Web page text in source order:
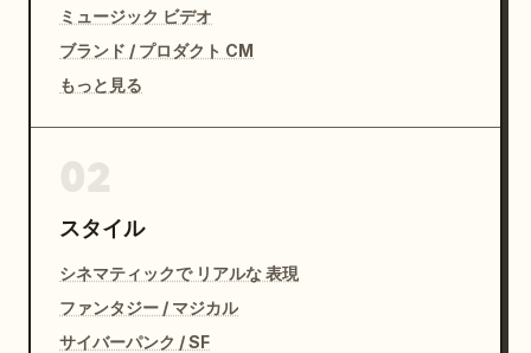
ミュージック ビデオ
ブランド / プロダクト CM
もっと見る
スタイル
シネマティックで リアルな 表現
ファンタジー / マジカル
サイバーパンク / SF